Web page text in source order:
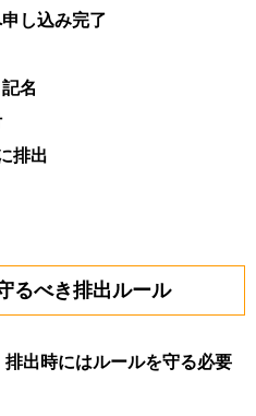
し込み完了
名
排出
るべき排出ルール
出時にはルールを守る必要